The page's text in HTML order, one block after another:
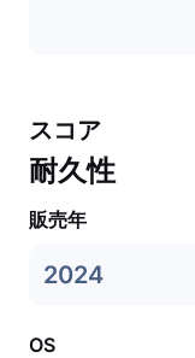
スコア
耐久性
販売年
2024
OS